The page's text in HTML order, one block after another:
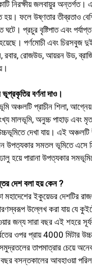
নিরক্ষীয় জলবায়ুর অন্তর্গত।
হয়। ফলে উষ্ণতার তীব্রতাও
ঘটে। প্রচুর বৃষ্টিপাত এবং
পর্ণমােচী এবং চিরসবুজ
রােজউড, আয়রন উড,
বর্ণনা দাও।
অঞ্চলটি প্রাচীন শিলা, আগ্নেয়
মালভূমি, অনুচ্চ পাহাড় এবং
দেখা যায়। এই
উপত্যকার সমতল ভূমিতে এসে
ঢালু হয়ে পারানা উপত্যকার
দেশ বলা হয় কেন ?
মহাদেশের ইকুয়েডর দেশটির
উল্লেখ করা যায় যে
জন্য সারা বছর এই শহরে
ওপর প্রায় 4000 মিটার
তাপমাত্রার চেয়ে
বসন্তকালের আবহাওয়া